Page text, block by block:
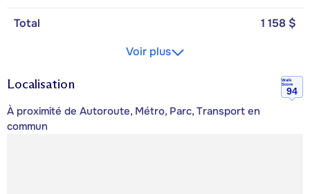
Total
1 158 $
Voir plus
Localisation
Walk
Score
94
À proximité de Autoroute, Métro, Parc, Transport en
commun